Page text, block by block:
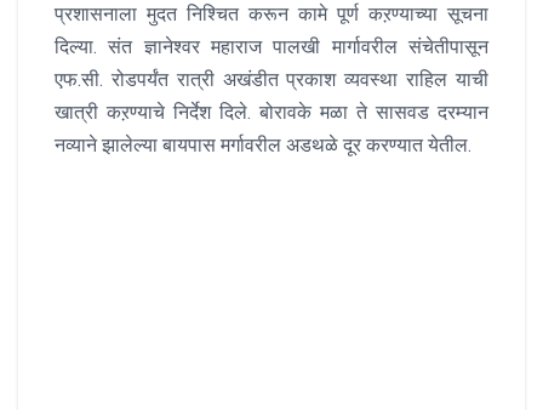
प्रशासनाला मुदत निश्चित करून कामे पूर्ण कऱण्याच्या सूचना
दिल्या. संत ज्ञानेश्वर महाराज पालखी मार्गावरील संचेतीपासून
एफ.सी. रोडपर्यंत रात्री अखंडीत प्रकाश व्यवस्था राहिल याची
खात्री कऱण्याचे निर्देश दिले. बोरावके मळा ते सासवड दरम्यान
नव्याने झालेल्या बायपास मर्गावरील अडथळे दूर करण्यात येतील.